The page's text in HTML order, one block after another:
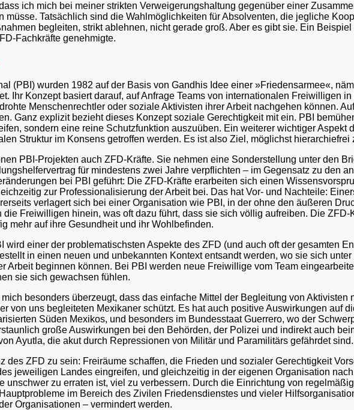
ich mich bei meiner strikten Verweigerungshaltung gegenüber einer
müsse. Tatsächlich sind die Wahlmöglichkeiten für Absolventen, die jegliche
begleiten, strikt ablehnen, nicht gerade groß. Aber es gibt sie. Ein
Fachkräfte genehmigte.
(PBI) wurden 1982 auf der Basis von Gandhis Idee einer »Friedensarmee«,
Ihr Konzept basiert darauf, auf Anfrage Teams von internationalen Freiwilligen
Menschenrechtler oder soziale Aktivisten ihrer Arbeit nachgehen können.
Ganz explizit bezieht dieses Konzept soziale Gerechtigkeit mit ein. PBI
sondern eine reine Schutzfunktion auszuüben. Ein weiterer wichtiger Aspekt
Struktur im Konsens getroffen werden. Es ist also Ziel, möglichst hierarchiefrei
PBI-Projekten auch ZFD-Kräfte. Sie nehmen eine Sonderstellung unter den
für mindestens zwei Jahre verpflichten – im Gegensatz zu den
bei PBI geführt: Die ZFD-Kräfte erarbeiten sich einen
zur Professionalisierung der Arbeit bei. Das hat Vor- und Nachteile:
verlagert sich bei einer Organisation wie PBI, in der ohne den äußeren
Freiwilligen hinein, was oft dazu führt, dass sie sich völlig aufreiben. Die
mehr auf ihre Gesundheit und ihr Wohlbefinden.
wird einer der problematischsten Aspekte des ZFD (und auch oft der gesamten
in einen neuen und unbekannten Kontext entsandt werden, wo sie sich
Arbeit beginnen können. Bei PBI werden neue Freiwillige vom Team
sie sich gewachsen fühlen.
besonders überzeugt, dass das einfache Mittel der Begleitung von Aktivisten
von uns begleiteten Mexikaner schützt. Es hat auch positive Auswirkungen auf
Süden Mexikos, und besonders im Bundesstaat Guerrero, wo der
große Auswirkungen bei den Behörden, der Polizei und indirekt auch
Ayutla, die akut durch Repressionen von Militär und Paramilitärs gefährdet sind.
des ZFD zu sein: Freiräume schaffen, die Frieden und sozialer Gerechtigkeit
jeweiligen Landes eingreifen, und gleichzeitig in der eigenen Organisation
unschwer zu erraten ist, viel zu verbessern. Durch die Einrichtung von
im Bereich des Zivilen Friedensdienstes und vieler
Organisationen – vermindert werden.